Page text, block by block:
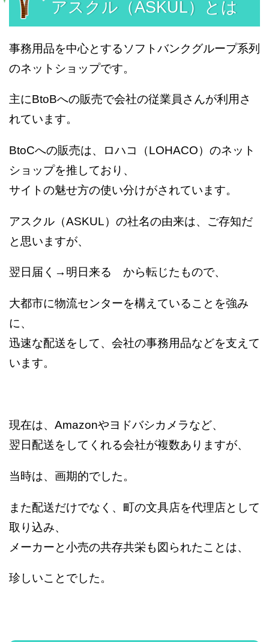
アスクル（ASKUL）とは
事務用品を中心とするソフトバンクグループ系列
のネットショップです。
主にBtoBへの販売で会社の従業員さんが利用さ
れています。
BtoCへの販売は、ロハコ（LOHACO）のネット
ショップを推しており、
サイトの魅せ方の使い分けがされています。
アスクル（ASKUL）の社名の由来は、ご存知だ
と思いますが、
翌日届く→明日来る から転じたもので、
大都市に物流センターを構えていることを強み
に、
迅速な配送をして、会社の事務用品などを支えて
います。
現在は、Amazonやヨドバシカメラなど、
翌日配送をしてくれる会社が複数ありますが、
当時は、画期的でした。
また配送だけでなく、町の文具店を代理店として
取り込み、
メーカーと小売の共存共栄も図られたことは、
珍しいことでした。